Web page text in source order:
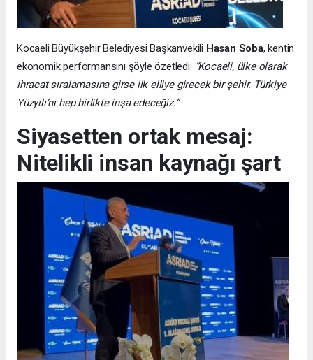
Kocaeli Büyükşehir Belediyesi Başkanvekili Hasan Soba, kentin
ekonomik performansını şöyle özetledi: “Kocaeli, ülke olarak
ihracat sıralamasına girse ilk elliye girecek bir şehir. Türkiye
Yüzyılı’nı hep birlikte inşa edeceğiz.”
Siyasetten ortak mesaj:
Nitelikli insan kaynağı şart